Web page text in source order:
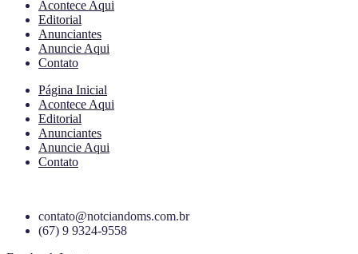
Acontece Aqui
Editorial
Anunciantes
Anuncie Aqui
Contato
Página Inicial
Acontece Aqui
Editorial
Anunciantes
Anuncie Aqui
Contato
contato@notciandoms.com.br
(67) 9 9324-9558